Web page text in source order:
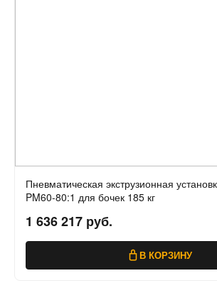
Пневматическая экструзионная
PM60-80:1 для бочек 185 кг
1 636 217 руб.
В КОРЗИНУ